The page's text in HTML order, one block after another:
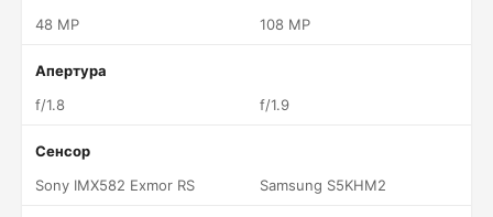
48 MP
108 MP
Апертура
f/1.8
f/1.9
Сенсор
Sony IMX582 Exmor RS
Samsung S5KHM2